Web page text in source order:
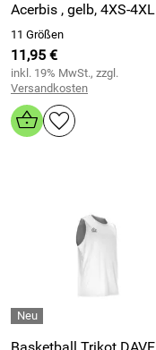
Acerbis , gelb, 4XS-4XL
11 Größen
11,95 €
inkl. 19% MwSt., zzgl.
Versandkosten